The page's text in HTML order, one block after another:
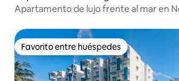
Apartamento de lujo frente al mar en
Favorito entre huéspedes
Favorito entre huéspedes